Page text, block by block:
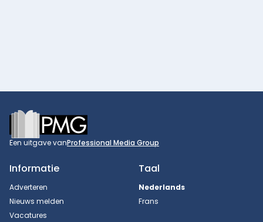
Footer
Een uitgave vanProfessional Media Group
Informatie
Adverteren
Nieuws melden
Vacatures
Taal
Nederlands
Frans